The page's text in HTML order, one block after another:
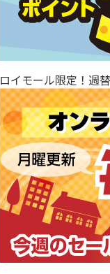
ロイモール限定！週